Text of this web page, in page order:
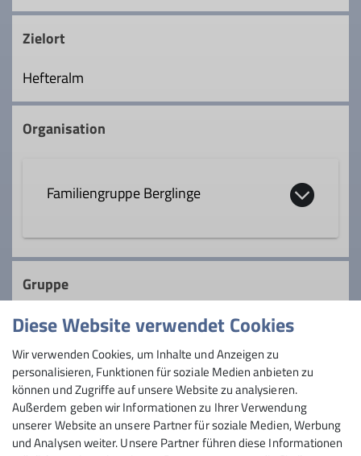
Zielort
Hefteralm
Organisation
Familiengruppe Berglinge
Gruppe
Berglinge
Hallo liebe wanderlustige Familien,
seid Ihr auch gerne draußen unterwegs?
Diese Website verwendet Cookies
Wir verwenden Cookies, um Inhalte und Anzeigen zu
personalisieren, Funktionen für soziale Medien anbieten zu
können und Zugriffe auf unsere Website zu analysieren.
Außerdem geben wir Informationen zu Ihrer Verwendung
unserer Website an unsere Partner für soziale Medien, Werbung
und Analysen weiter. Unsere Partner führen diese Informationen